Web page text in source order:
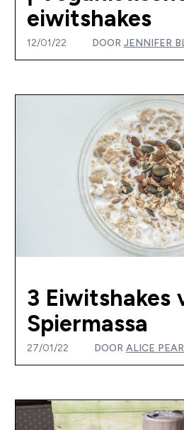
eiwitshakes
12/01/22 DOOR JENNIFER
3 Eiwitshakes
Spiermassa
27/01/22 DOOR ALICE